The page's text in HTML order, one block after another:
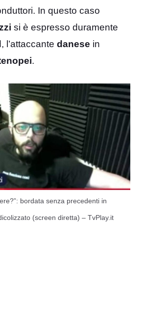
In questo caso
si è espresso duramente
l’attaccante danese in
.
bordata senza precedenti in
(screen diretta) – TvPlay.it